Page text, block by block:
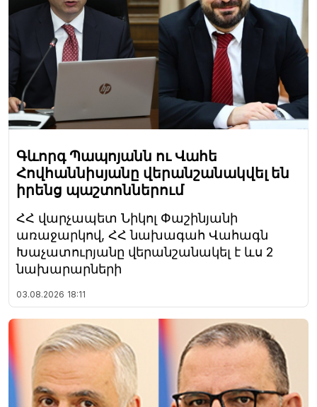
Գևորգ Պապոյանն ու Վահե
Հովհաննիսյանը վերանշանակվել են
իրենց պաշտոններում
ՀՀ վարչապետ Նիկոլ Փաշինյանի
առաջարկով, ՀՀ նախագահ Վահագն
Խաչատուրյանը վերանշանակել է ևս 2
նախարարների
03.08.2026 18:11